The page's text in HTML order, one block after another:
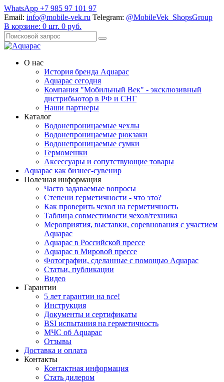
WhatsApp +7 985 97 101 97
Email: info@mobile-vek.ru Telegram: @MobileVek_ShopsGroup
В корзине: 0 шт. 0 руб.
О нас
История бренда Aquapac
Aquapac cегодня
Компания "Мобильный Век" - эксклюзивный
дистрибьютор в РФ и СНГ
Наши партнеры
Каталог
Водонепроницаемые чехлы
Водонепроницаемые рюкзаки
Водонепроницаемые сумки
Гермомешки
Аксессуары и сопутствующие товары
Aquapac как бизнес-сувенир
Полезная информация
Часто задаваемые вопросы
Степени герметичности - что это?
Как проверить чехол на герметичность
Таблица совместимости чехол/техника
Мероприятия, выставки, соревнования с участием
Aquapac
Aquapac в Российской прессе
Aquapac в Мировой прессе
Фотографии, сделанные с помощью Aquapac
Статьи, публикации
Видео
Гарантии
5 лет гарантии на все!
Инструкция
Документы и сертификаты
BSI испытания на герметичность
МЧС об Aquapac
Отзывы
Доставка и оплата
Контакты
Контактная информация
Стать дилером